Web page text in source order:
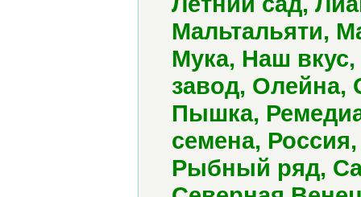
Мальтальяти,
Мука, Наш
завод,
Пышка,
семена,
Рыбный ряд,